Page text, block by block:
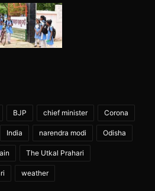
BJP chief minister Corona
India narendra modi Odisha
The Utkal Prahari
weather